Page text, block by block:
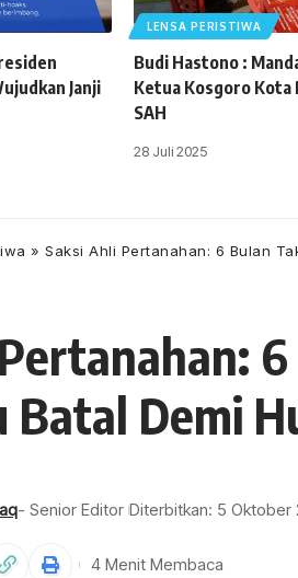
Janji
LENSA PERISTIWA
Budi Hastono :
Ketua Kosgoro Kota
SAH
28 Juli 2025
» Saksi Ahli Pertanahan: 6 Bulan
Batal Demi
- Senior Editor Diterbitkan: 5 Oktober
4 Menit Membaca